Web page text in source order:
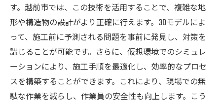
す。越前市では、この技術を活用することで、複雑な地
形や構造物の設計がより正確に行えます。3Dモデルによ
って、施工前に予測される問題を事前に発見し、対策を
講じることが可能です。さらに、仮想環境でのシミュレ
ーションにより、施工手順を最適化し、効率的なプロセ
スを構築することができます。これにより、現場での無
駄な作業を減らし、作業員の安全性も向上します。こう